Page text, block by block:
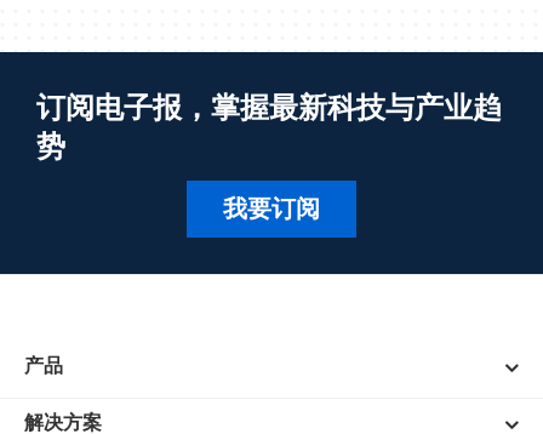
订阅电子报，掌握最新科技与产业趋
势
我要订阅
产品
解决方案